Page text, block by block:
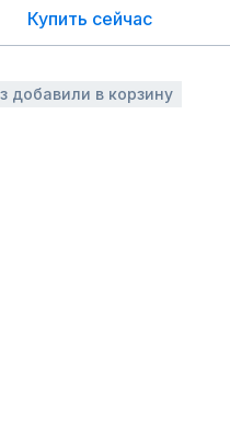
Купить сейчас
добавили в корзину